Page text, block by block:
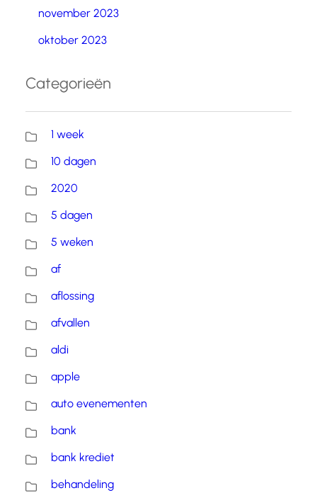
november 2023
oktober 2023
Categorieën
1 week
10 dagen
2020
5 dagen
5 weken
af
aflossing
afvallen
aldi
apple
auto evenementen
bank
bank krediet
behandeling